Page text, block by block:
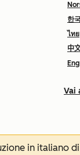
한
ไทย
中
Vai
in italiano